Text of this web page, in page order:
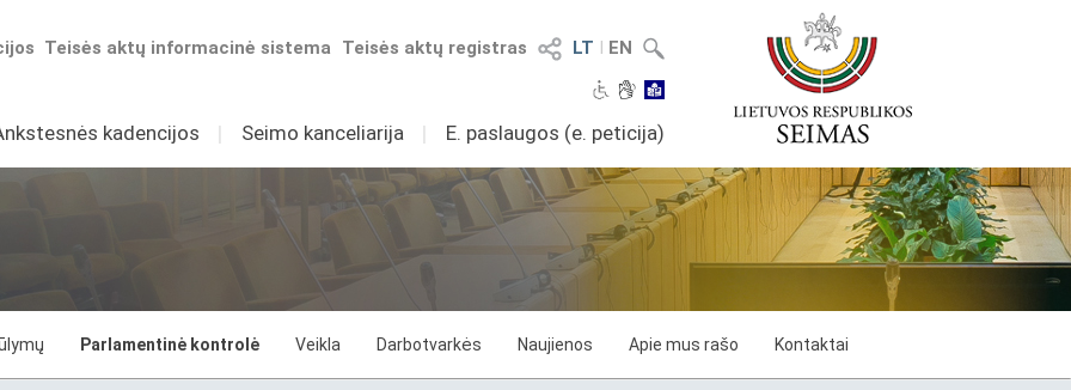
LT I EN
Teisės aktų registras
Teisės aktų informacinė sistema
kadencijos I Seimo kanceliarija I E. paslaugos (e. peticija)
Parlamentinė kontrolė Veikla Darbotvarkės Naujienos Apie mus rašo Kontaktai